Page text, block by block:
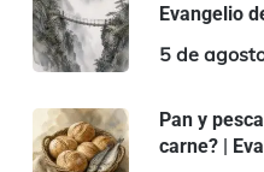
Evangelio
5 de
Pan y
carne? |